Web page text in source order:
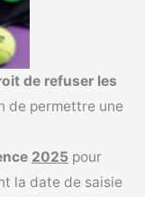
de refuser les
de permettre une
2025 pour
la date de saisie